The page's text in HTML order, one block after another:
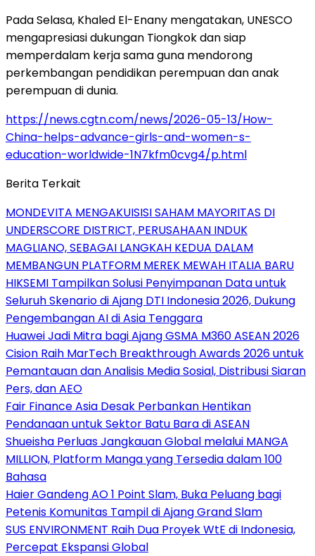
Pada Selasa, Khaled El-Enany mengatakan, UNESCO
mengapresiasi dukungan Tiongkok dan siap
memperdalam kerja sama guna mendorong
perkembangan pendidikan perempuan dan anak
perempuan di dunia.
https://news.cgtn.com/news/2026-05-13/How-
China-helps-advance-girls-and-women-s-
education-worldwide-1N7kfm0cvg4/p.html
Berita Terkait
MONDEVITA MENGAKUISISI SAHAM MAYORITAS DI
UNDERSCORE DISTRICT, PERUSAHAAN INDUK
MAGLIANO, SEBAGAI LANGKAH KEDUA DALAM
MEMBANGUN PLATFORM MEREK MEWAH ITALIA BARU
HIKSEMI Tampilkan Solusi Penyimpanan Data untuk
Seluruh Skenario di Ajang DTI Indonesia 2026, Dukung
Pengembangan AI di Asia Tenggara
Huawei Jadi Mitra bagi Ajang GSMA M360 ASEAN 2026
Cision Raih MarTech Breakthrough Awards 2026 untuk
Pemantauan dan Analisis Media Sosial, Distribusi Siaran
Pers, dan AEO
Fair Finance Asia Desak Perbankan Hentikan
Pendanaan untuk Sektor Batu Bara di ASEAN
Shueisha Perluas Jangkauan Global melalui MANGA
MILLION, Platform Manga yang Tersedia dalam 100
Bahasa
Haier Gandeng AO 1 Point Slam, Buka Peluang bagi
Petenis Komunitas Tampil di Ajang Grand Slam
SUS ENVIRONMENT Raih Dua Proyek WtE di Indonesia,
Percepat Ekspansi Global